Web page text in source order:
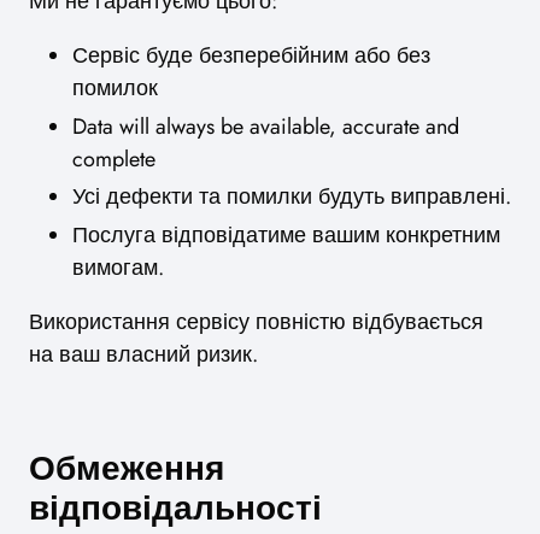
Сервіс буде безперебійним або без
помилок
Data will always be available, accurate and
complete
Усі дефекти та помилки будуть виправлені.
Послуга відповідатиме вашим конкретним
вимогам.
Використання сервісу повністю відбувається
на ваш власний ризик.
Обмеження
відповідальності